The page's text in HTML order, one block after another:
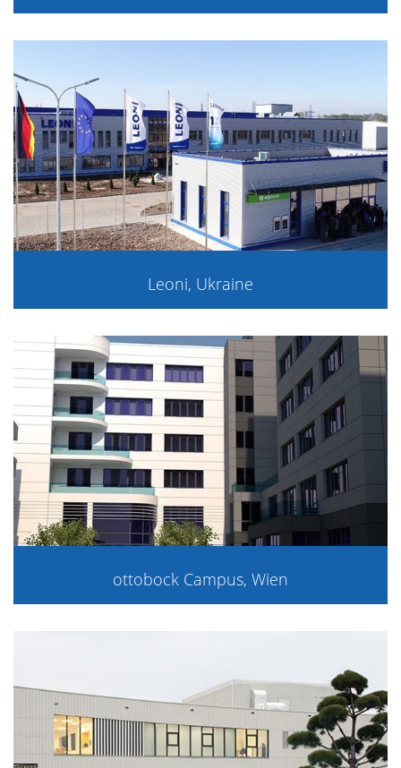
Leoni, Ukraine
ottobock Campus, Wien